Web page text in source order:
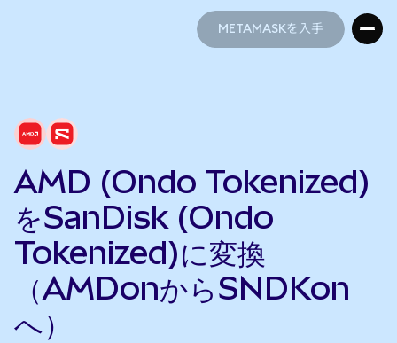
METAMASKを入手
AMD (Ondo Tokenized)
をSanDisk (Ondo
Tokenized)に変換
（AMDonからSNDKon
へ）